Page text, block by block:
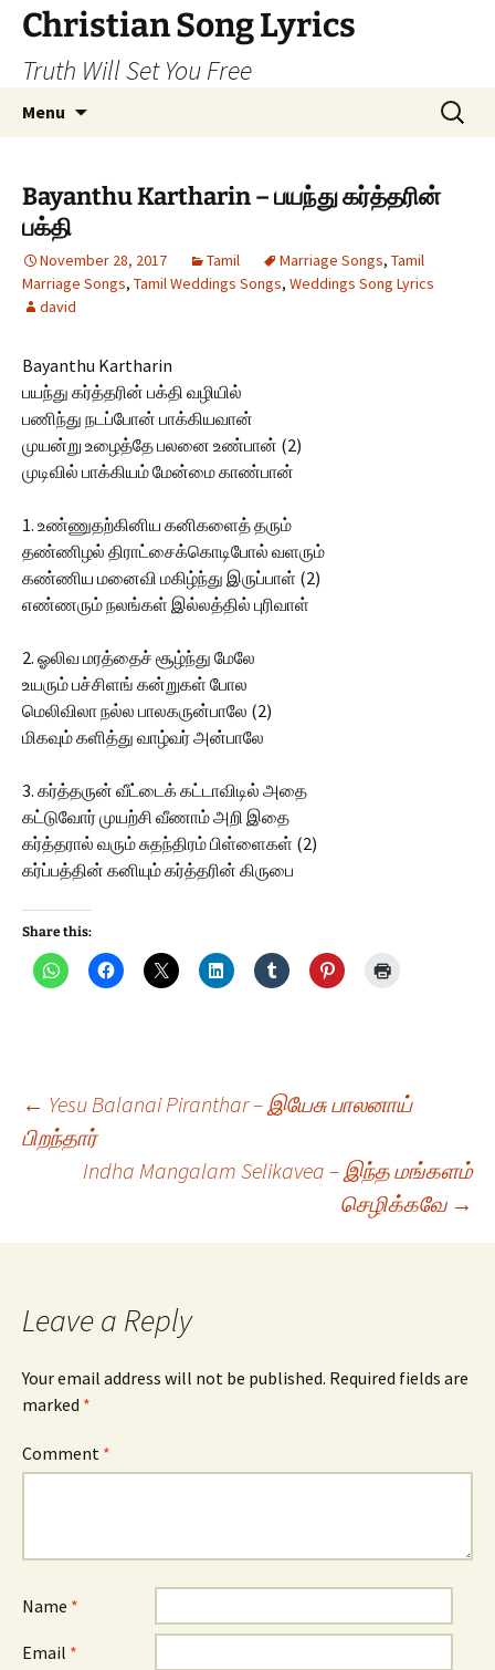
Skip
content
Christian Song Lyrics
Truth Will Set You Free
Menu
Search
for:
Bayanthu Kartharin – பயந்து கர்த்தரின்
பக்தி
November 28, 2017 Tamil Marriage Songs, Tamil
Marriage Songs, Tamil Weddings Songs, Weddings Song Lyrics
david
Bayanthu Kartharin
பயந்து கர்த்தரின் பக்தி வழியில்
பணிந்து நடப்போன் பாக்கியவான்
முயன்று உழைத்தே பலனை உண்பான் (2)
முடிவில் பாக்கியம் மேன்மை காண்பான்
1. உண்ணுதற்கினிய கனிகளைத் தரும்
தண்ணிழல் திராட்சைக்கொடிபோல் வளரும்
கண்ணிய மனைவி மகிழ்ந்து இருப்பாள் (2)
எண்ணரும் நலங்கள் இல்லத்தில் புரிவாள்
2. ஓலிவ மரத்தைச் சூழ்ந்து மேலே
உயரும் பச்சிளங் கன்றுகள் போல
மெலிவிலா நல்ல பாலகருன்பாலே (2)
மிகவும் களித்து வாழ்வர் அன்பாலே
3. கர்த்தருன் வீட்டைக் கட்டாவிடில் அதை
கட்டுவோர் முயற்சி வீணாம் அறி இதை
கர்த்தரால் வரும் சுதந்திரம் பிள்ளைகள் (2)
கர்ப்பத்தின் கனியும் கர்த்தரின் கிருபை
Share this:
Post
navigation
← Yesu Balanai Piranthar – இயேசு பாலனாய்
பிறந்தார்
Indha Mangalam Selikavea – இந்த மங்களம்
செழிக்கவே →
Leave a Reply
Your email address will not be published. Required fields are
marked *
Comment *
Name *
Email *